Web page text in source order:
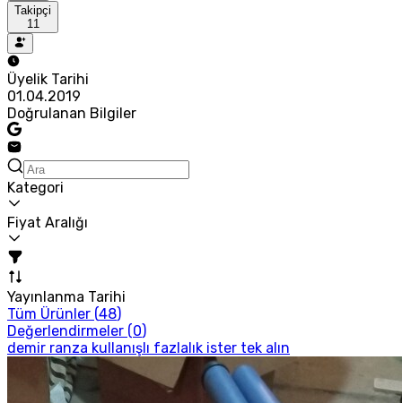
Takipçi
11
Üyelik Tarihi
01.04.2019
Doğrulanan Bilgiler
Kategori
Fiyat Aralığı
Yayınlanma Tarihi
Tüm Ürünler (48)
Değerlendirmeler (0)
demir ranza kullanışlı fazlalık ister tek alın